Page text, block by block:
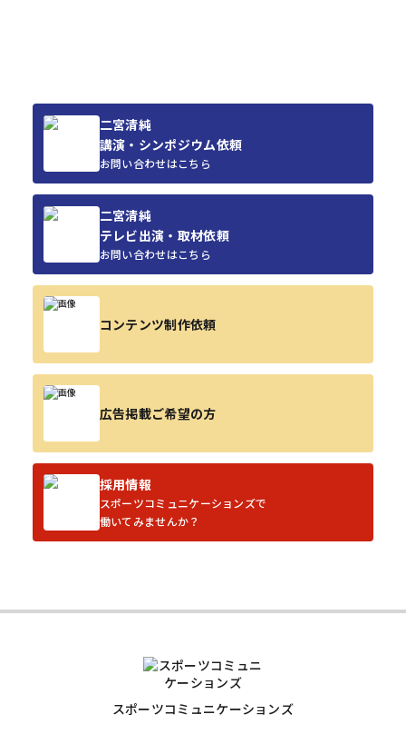
二宮清純
講演・シンポジウム依頼
お問い合わせはこちら
二宮清純
テレビ出演・取材依頼
お問い合わせはこちら
コンテンツ制作依頼
広告掲載ご希望の方
採用情報
スポーツコミュニケーションズで
働いてみませんか？
スポーツコミュニケーションズ